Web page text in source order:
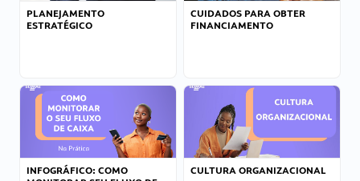
PLANEJAMENTO
ESTRATÉGICO
CUIDADOS PARA OBTER
FINANCIAMENTO
INFOGRÁFICO: COMO
CULTURA ORGANIZACIONAL